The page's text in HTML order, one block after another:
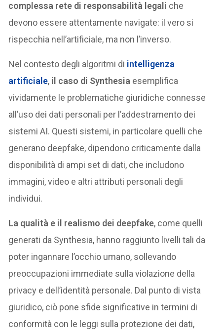
complessa rete di responsabilità legali che
devono essere attentamente navigate: il vero si
rispecchia nell’artificiale, ma non l’inverso.
Nel contesto degli algoritmi di intelligenza
artificiale, il caso di Synthesia esemplifica
vividamente le problematiche giuridiche connesse
all’uso dei dati personali per l’addestramento dei
sistemi AI. Questi sistemi, in particolare quelli che
generano deepfake, dipendono criticamente dalla
disponibilità di ampi set di dati, che includono
immagini, video e altri attributi personali degli
individui.
La qualità e il realismo dei deepfake, come quelli
generati da Synthesia, hanno raggiunto livelli tali da
poter ingannare l’occhio umano, sollevando
preoccupazioni immediate sulla violazione della
privacy e dell’identità personale. Dal punto di vista
giuridico, ciò pone sfide significative in termini di
conformità con le leggi sulla protezione dei dati,